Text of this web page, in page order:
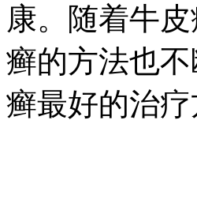
康。随着牛
癣的方法也
癣最好的治